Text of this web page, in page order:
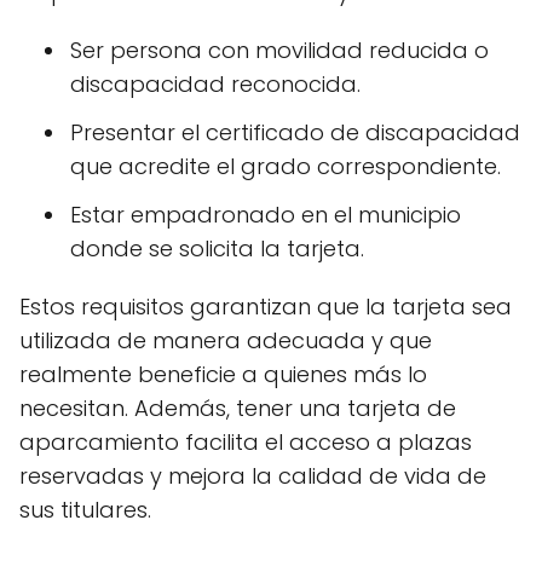
Ser persona con movilidad reducida o
discapacidad reconocida.
Presentar el certificado de discapacidad
que acredite el grado correspondiente.
Estar empadronado en el municipio
donde se solicita la tarjeta.
Estos requisitos garantizan que la tarjeta sea
utilizada de manera adecuada y que
realmente beneficie a quienes más lo
necesitan. Además, tener una tarjeta de
aparcamiento facilita el acceso a plazas
reservadas y mejora la calidad de vida de
sus titulares.